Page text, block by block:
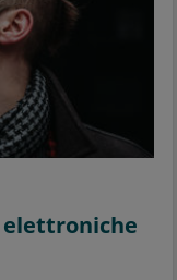
elettroniche